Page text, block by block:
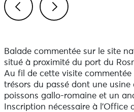
Balade commentée sur le site
situé à proximité du port du
Au fil de cette visite commentée
trésors du passé dont une usine
poissons gallo-romaine et un
Inscription nécessaire à l'Office